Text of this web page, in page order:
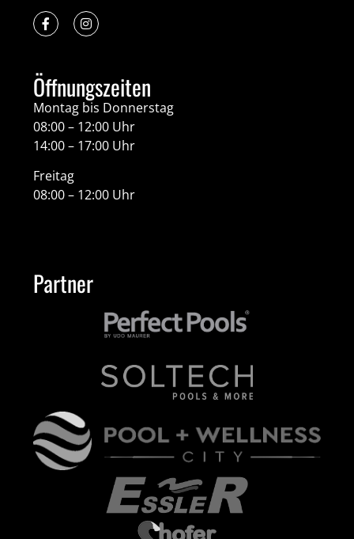
Öffnungszeiten
Montag bis Donnerstag
08:00 – 12:00 Uhr
14:00 – 17:00 Uhr
Freitag
08:00 – 12:00 Uhr
Partner